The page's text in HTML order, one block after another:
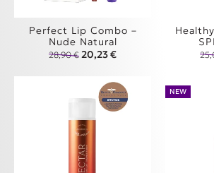
Perfect Lip Combo –
Nude Natural
28,90€ Original price was: 28,90 €.
20,23€Η τρέχουσα τιμή
NEW